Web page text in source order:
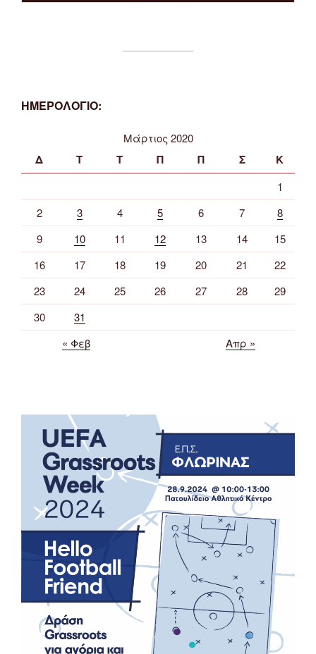
ΗΜΕΡΟΛΟΓΙΟ:
Μάρτιος 2020
Δ Τ Τ Π Π Σ Κ
1
2
3 4 5 6 7
8
9
10 11 12 13 14
15
16
17 18 19 20 21
22
23
24 25 26 27 28
29
30
31
« Φεβ
Απρ »